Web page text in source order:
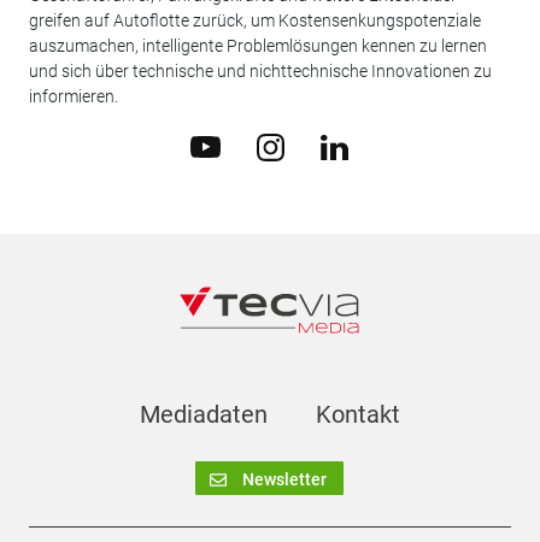
greifen auf Autoflotte zurück, um Kostensenkungspotenziale
auszumachen, intelligente Problemlösungen kennen zu lernen
und sich über technische und nichttechnische Innovationen zu
informieren.
Mediadaten Kontakt
Newsletter